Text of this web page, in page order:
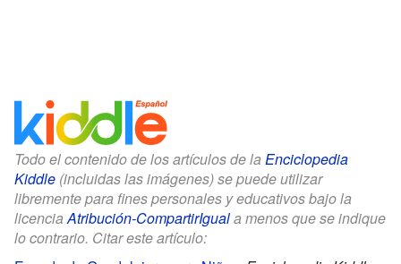
Todo el contenido de los artículos de la Enciclopedia
Kiddle (incluidas las imágenes) se puede utilizar
libremente para fines personales y educativos bajo la
licenciaAtribución-CompartirIguala menos que se indique
lo contrario. Citar este artículo: